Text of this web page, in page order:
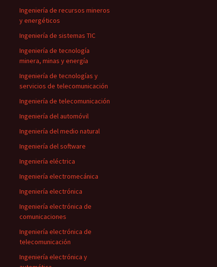
Ingeniería de recursos mineros
y energéticos
Ingeniería de sistemas TIC
Ingeniería de tecnología
minera, minas y energía
Ingeniería de tecnologías y
servicios de telecomunicación
Ingeniería de telecomunicación
Ingeniería del automóvil
Ingeniería del medio natural
Ingeniería del software
Ingeniería eléctrica
Ingeniería electromecánica
Ingeniería electrónica
Ingeniería electrónica de
comunicaciones
Ingeniería electrónica de
telecomunicación
Ingeniería electrónica y